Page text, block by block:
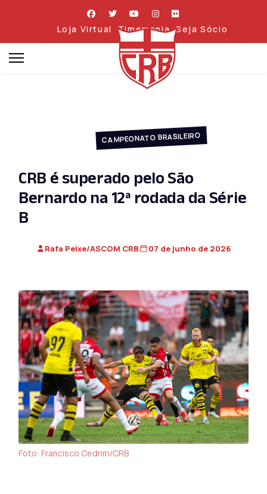
Loja Virtual Timemania Seja Sócio
CAMPEONATO BRASILEIRO
CRB é superado pelo São
Bernardo na 12ª rodada da Série
B
Rafa Peixe/ASCOM CRB 07 de junho de 2026
Foto: Francisco Cedrim/CRB